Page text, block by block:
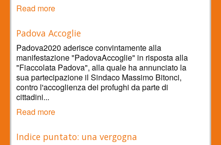
Read more
Padova Accoglie
Padova2020 aderisce convintamente alla
manifestazione "PadovaAccoglie" in risposta alla
"Fiaccolata Padova", alla quale ha annunciato la
sua partecipazione il Sindaco Massimo Bitonci,
contro l'accoglienza dei profughi da parte di
cittadini...
Read more
Indice puntato: una vergogna